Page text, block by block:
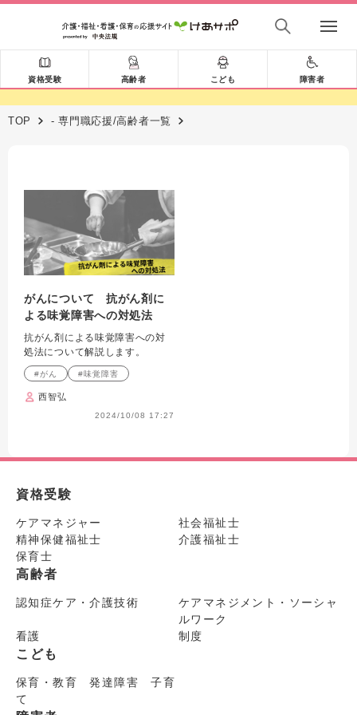
資格受験 高齢者 こども 障害者
TOP - 専門職応援/高齢者一覧
がんについて 抗がん剤に
よる味覚障害への対処法
抗がん剤による味覚障害への対
処法について解説します。
#がん #味覚障害
西智弘
2024/10/08 17:27
資格受験
ケアマネジャー
社会福祉士
精神保健福祉士
介護福祉士
保育士
高齢者
認知症ケア・介護技術
ケアマネジメント・ソーシャ
ルワーク
看護
制度
こども
保育・教育 発達障害 子育
て